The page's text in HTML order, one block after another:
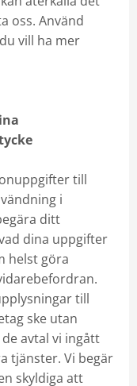
oss. Använd
vill ha mer
till
i
ditt
dina uppgifter
helst göra
till
ske utan
avtal vi ingått
tjänster. Vi begär
skyldiga att